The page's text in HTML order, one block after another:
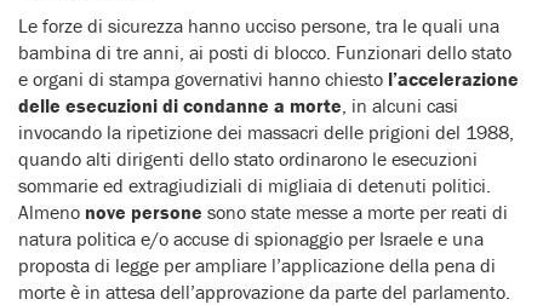
Le forze di sicurezza hanno ucciso persone, tra le quali una
bambina di tre anni, ai posti di blocco. Funzionari dello stato
e organi di stampa governativi hanno chiesto l’accelerazione
delle esecuzioni di condanne a morte , in alcuni casi
invocando la ripetizione dei massacri delle prigioni del 1988,
quando alti dirigenti dello stato ordinarono le esecuzioni
sommarie ed extragiudiziali di migliaia di detenuti politici.
Almeno nove persone sono state messe a morte per reati di
natura politica e/o accuse di spionaggio per Israele e una
proposta di legge per ampliare l’applicazione della pena di
morte è in attesa dell’approvazione da parte del parlamento.